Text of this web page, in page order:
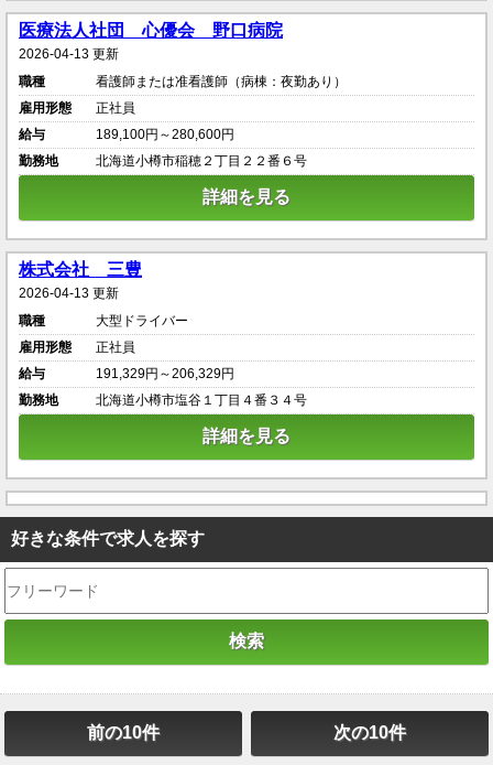
医療法人社団 心優会 野口病院
2026-04-13 更新
職種
看護師または准看護師（病棟：夜勤あり）
雇用形態
正社員
給与
189,100円～280,600円
勤務地
北海道小樽市稲穂２丁目２２番６号
詳細を見る
株式会社 三豊
2026-04-13 更新
職種
大型ドライバー
雇用形態
正社員
給与
191,329円～206,329円
勤務地
北海道小樽市塩谷１丁目４番３４号
詳細を見る
好きな条件で求人を探す
前の10件 次の10件